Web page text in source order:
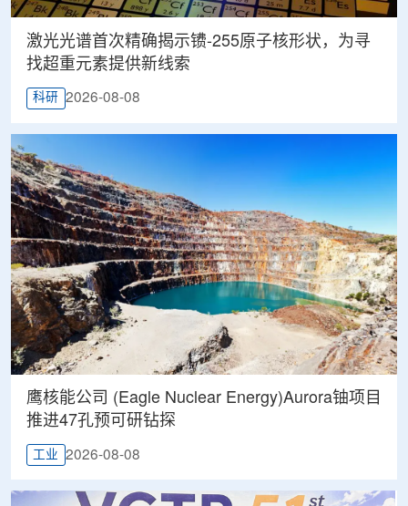
激光光谱首次精确揭示镄-255原子核形状，为寻
找超重元素提供新线索
科研 2026-08-08
鹰核能公司 (Eagle Nuclear Energy)Aurora铀项目
推进47孔预可研钻探
工业 2026-08-08